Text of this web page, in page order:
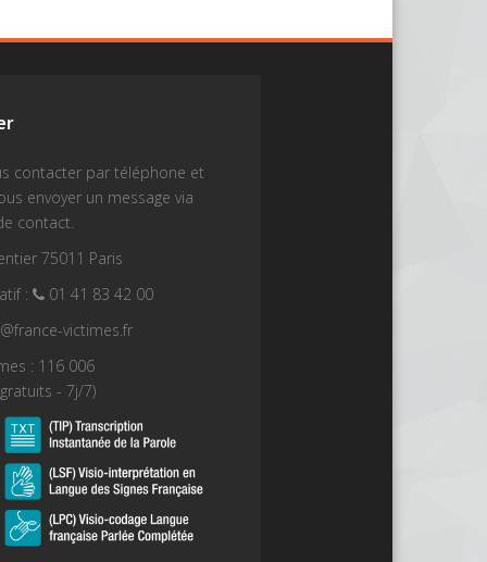
contacter par téléphone et
envoyer un message via
contact.
75011 Paris
:
01 41 83 42 00
victimes.fr
: 116 006
- 7j/7)